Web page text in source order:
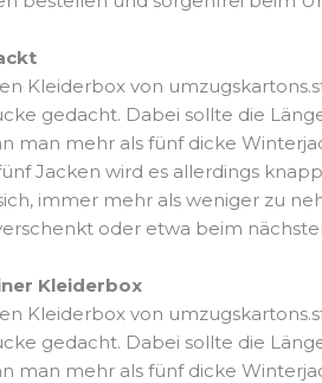
Kleiderbox von
gedacht. Dabei sollte die
man mehr als fünf dicke
Jacken wird es allerdings
immer mehr als weniger zu
oder etwa beim
Kleiderbox
Kleiderbox von
gedacht. Dabei sollte die
man mehr als fünf dicke